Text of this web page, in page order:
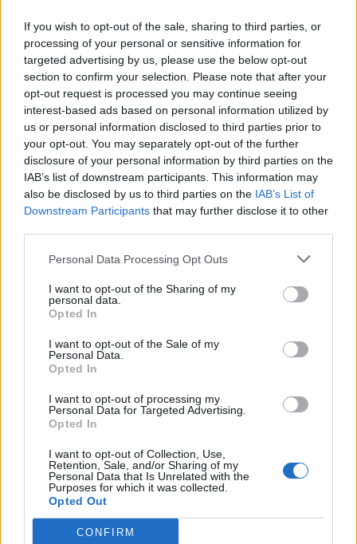
If you wish to opt-out of the sale, sharing to third parties, or
processing of your personal or sensitive information for
targeted advertising by us, please use the below opt-out
section to confirm your selection. Please note that after your
opt-out request is processed you may continue seeing
interest-based ads based on personal information utilized by
us or personal information disclosed to third parties prior to
your opt-out. You may separately opt-out of the further
disclosure of your personal information by third parties on the
IAB’s list of downstream participants. This information may
also be disclosed by us to third parties on the IAB’s List of
Downstream Participants that may further disclose it to other
Personal Data Processing Opt Outs
I want to opt-out of the Sharing of my
personal data.
Opted In
I want to opt-out of the Sale of my
Personal Data.
Opted In
I want to opt-out of processing my
Personal Data for Targeted Advertising.
Opted In
I want to opt-out of Collection, Use,
Retention, Sale, and/or Sharing of my
Personal Data that Is Unrelated with the
Purposes for which it was collected.
Opted Out
CONFIRM
— Super League Greece (@Super_League_GR)
October 24, 2021
Η επόμενη αγωνιστική (8η)
Σάββατο 30 Οκτωβρίου
ΠΑΟΚ – Απόλλων Σμύρνης (19.30)
Παναιτωλικός – Ολυμπιακός (19.30)
Κυριακή 31 Οκτωβρίου
Λαμία – Ατρόμητος (15.00)
Παναθηναϊκός – ΟΦΗ (17.15)
ΑΕΚ – Αρης (19.30)
ΠΑΣ Γιάννινα – Αστέρας Τρίπολης (19.30)
Δευτέρα 1 Νοεμβρίου
Ιωνικός – Βόλος (19.30)